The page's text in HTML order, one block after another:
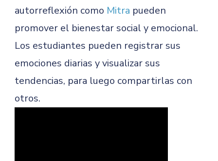
autorreflexión como Mitra pueden
promover el bienestar social y emocional.
Los estudiantes pueden registrar sus
emociones diarias y visualizar sus
tendencias, para luego compartirlas con
otros.